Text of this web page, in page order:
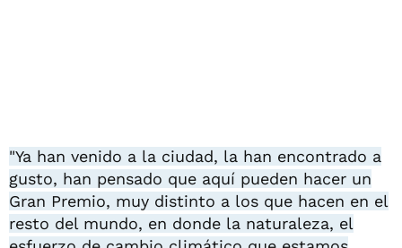
"Ya han venido a la ciudad, la han encontrado a
gusto, han pensado que aquí pueden hacer un
Gran Premio, muy distinto a los que hacen en el
resto del mundo, en donde la naturaleza, el